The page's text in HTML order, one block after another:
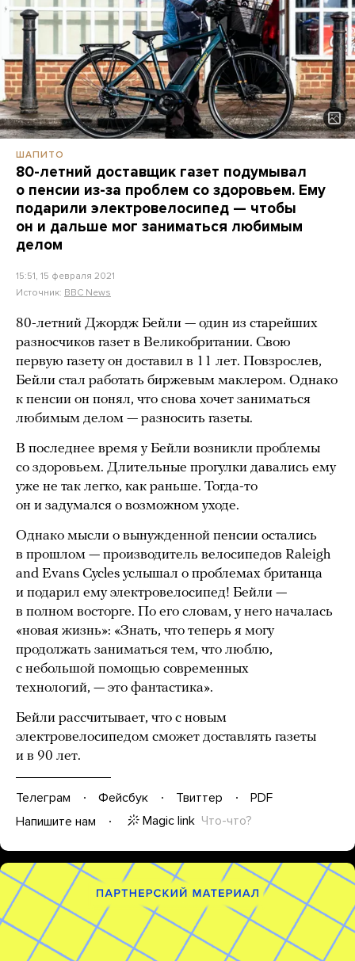
ШАПИТО
80-летний доставщик газет подумывал
о пенсии из-за проблем со здоровьем. Ему
подарили электровелосипед — чтобы
он и дальше мог заниматься любимым
делом
15:51, 15 февраля 2021
Источник: BBC News
80-летний Джордж Бейли — один из старейших
разносчиков газет в Великобритании. Свою
первую газету он доставил в 11 лет. Повзрослев,
Бейли стал работать биржевым маклером. Однако
к пенсии он понял, что снова хочет заниматься
любимым делом — разносить газеты.
В последнее время у Бейли возникли проблемы
со здоровьем. Длительные прогулки давались ему
уже не так легко, как раньше. Тогда-то
он и задумался о возможном уходе.
Однако мысли о вынужденной пенсии остались
в прошлом — производитель велосипедов Raleigh
and Evans Cycles услышал о проблемах британца
и подарил ему электровелосипед! Бейли —
в полном восторге. По его словам, у него началась
«новая жизнь»: «Знать, что теперь я могу
продолжать заниматься тем, что люблю,
с небольшой помощью современных
технологий, — это фантастика».
Бейли рассчитывает, что с новым
электровелосипедом сможет доставлять газеты
и в 90 лет.
Телеграм Фейсбук Твиттер
PDF
Напишите нам
Magic link Что-что?